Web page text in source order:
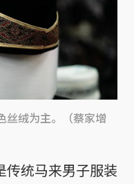
丝绒为主。（蔡家增
传统马来男子服装